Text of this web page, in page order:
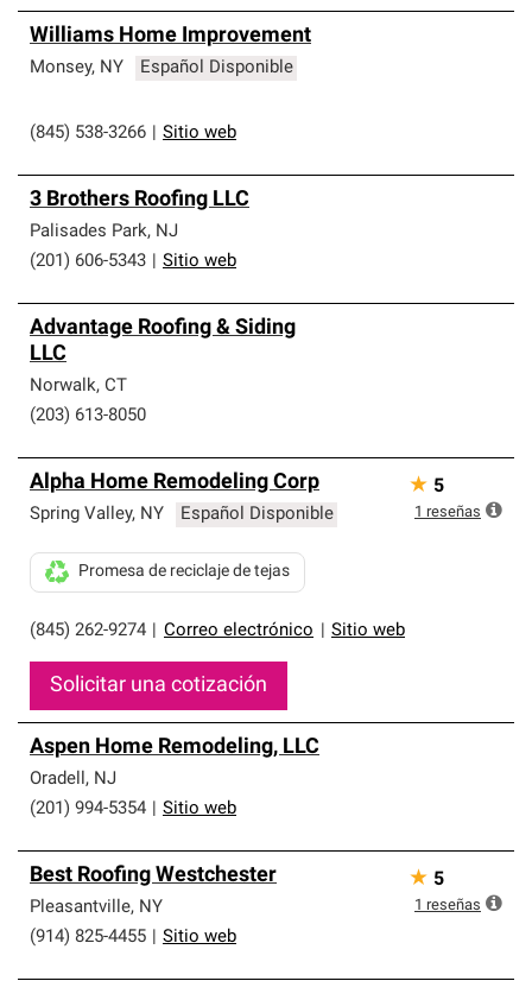
Williams Home Improvement
Monsey, NY Español Disponible
(845) 538-3266 Sitio web
3 Brothers Roofing LLC
Palisades Park, NJ
(201) 606-5343
Sitio web
Advantage Roofing & Siding
LLC
Norwalk, CT
(203) 613-8050
Alpha Home Remodeling Corp
Spring Valley, NY Español Disponible
(845) 262-9274 Correo electrónico Sitio web
Promesa de reciclaje de tejas
Solicitar una cotización
★ 5
1 reseñas
Aspen Home Remodeling, LLC
Oradell, NJ
(201) 994-5354
Sitio web
Best Roofing Westchester
Pleasantville, NY
(914) 825-4455
Sitio web
★ 5
1 reseñas